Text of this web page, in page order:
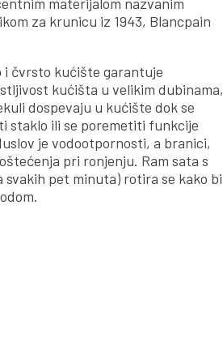
materijalom nazvanim
za krunicu iz 1943, Blancpain
i čvrsto kućište garantuje
kućišta u velikim dubinama,
dospevaju u kućište dok se
staklo ili se poremetiti funkcije
je vodootpornosti, a branici,
pri ronjenju. Ram sata s
pet minuta) rotira se kako bi